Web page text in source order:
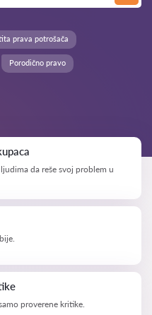
Porodično pravo
prava potrošača
da reše svoj problem u
proverene kritike.